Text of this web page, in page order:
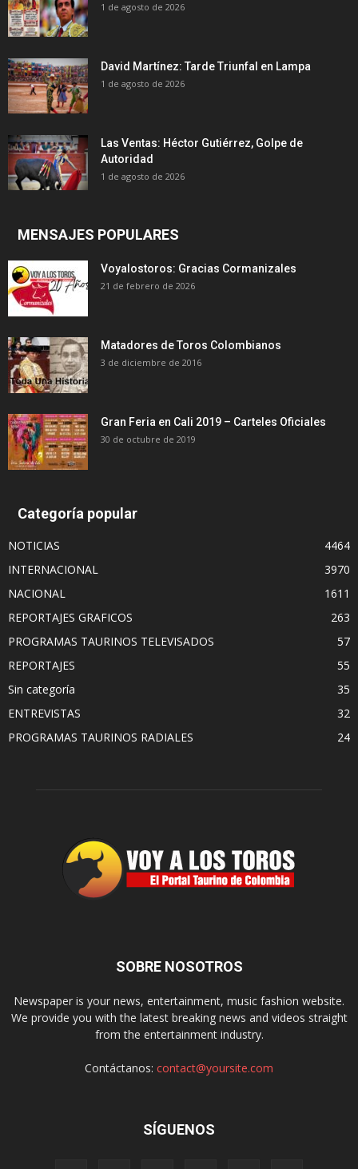
1 de agosto de 2026
David Martínez: Tarde Triunfal en Lampa
1 de agosto de 2026
Las Ventas: Héctor Gutiérrez, Golpe de
Autoridad
1 de agosto de 2026
MENSAJES POPULARES
Voyalostoros: Gracias Cormanizales
21 de febrero de 2026
Matadores de Toros Colombianos
3 de diciembre de 2016
Gran Feria en Cali 2019 – Carteles Oficiales
30 de octubre de 2019
Categoría popular
NOTICIAS
4464
INTERNACIONAL
3970
NACIONAL
1611
REPORTAJES GRAFICOS
263
PROGRAMAS TAURINOS TELEVISADOS
57
REPORTAJES
55
Sin categoría
35
ENTREVISTAS
32
PROGRAMAS TAURINOS RADIALES
24
SOBRE NOSOTROS
Newspaper is your news, entertainment, music fashion website.
We provide you with the latest breaking news and videos straight
from the entertainment industry.
Contáctanos: contact@yoursite.com
SÍGUENOS